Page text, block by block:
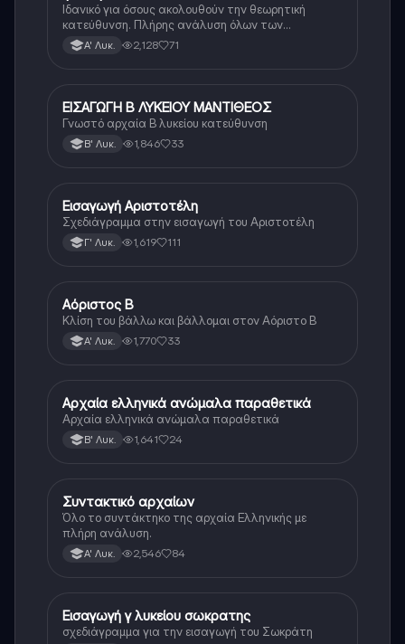
Ιδανικό για όσους ακολουθούν την θεωρητική
κατεύθυνση. Πλήρης ανάλυση όλων των
γραμματικών φαινομένων της αρχαίας Ελληνικής.
Α' Λυκ. 2,128 71
Αρχαία Ελληνικά (Ανθρ.)
ΕΙΣΑΓΩΓΗ Β ΛΥΚΕΙΟΥ ΜΑΝΤΙΘΕΟΣ
Γνωστό αρχαία Β λυκείου κατεύθυνση
Β' Λυκ. 1,846 33
Αρχαία Ελληνικά (Ανθρ.)
Εισαγωγή Αριστοτέλη
Σχεδιάγραμμα στην εισαγωγή του Αριστοτέλη
Γ' Λυκ. 1,619 111
Αρχαία Ελληνικά
Αόριστος Β
Κλίση του βάλλω και βάλλομαι στον Αόριστο Β
Α' Λυκ. 1,770 33
Αρχαία Ελληνικά (Ανθρ.)
Αρχαία ελληνικά ανώμαλα παραθετικά
Αρχαία ελληνικά ανώμαλα παραθετικά
Β' Λυκ. 1,641 24
Αρχαία Ελληνικά
Συντακτικό αρχαίων
Όλο το συντάκτηκο της αρχαία Ελληνικής με
πλήρη ανάλυση.
Α' Λυκ. 2,546 84
Αρχαία Ελληνικά (Ανθρ.)
Εισαγωγή γ λυκείου σωκρατης
σχεδιάγραμμα για την εισαγωγή του Σωκράτη